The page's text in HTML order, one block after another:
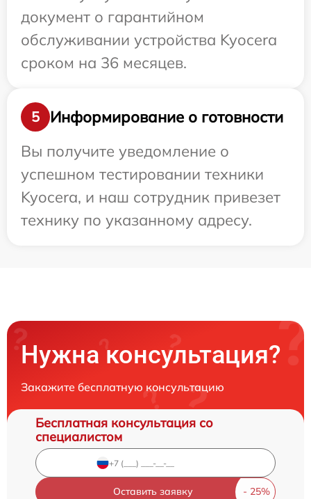
документ о гарантийном
обслуживании устройства Kyocera
сроком на 36 месяцев.
5
Информирование о готовности
Вы получите уведомление о
успешном тестировании техники
Kyocera, и наш сотрудник привезет
технику по указанному адресу.
Нужна консультация?
Закажите бесплатную консультацию
Бесплатная консультация со
специалистом
Оставить заявку